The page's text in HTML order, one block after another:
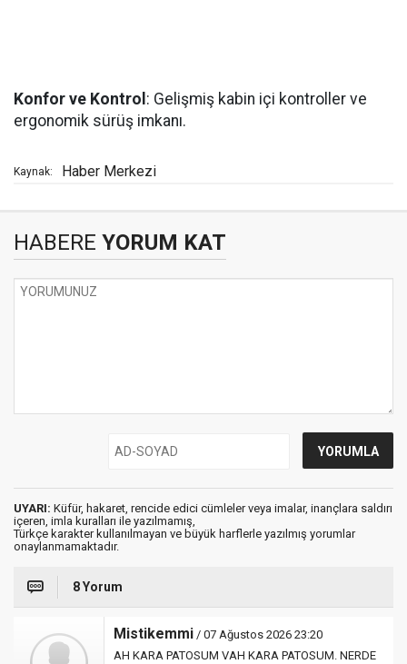
Konfor ve Kontrol : Gelişmiş kabin içi kontroller ve
ergonomik sürüş imkanı.
Kaynak: Haber Merkezi
HABERE YORUM KAT
UYARI: Küfür, hakaret, rencide edici cümleler veya imalar, inançlara saldırı
içeren, imla kuralları ile yazılmamış,
Türkçe karakter kullanılmayan ve büyük harflerle yazılmış yorumlar
onaylanmamaktadır.
8 Yorum
Mistikemmi / 07 Ağustos 2026 23:20
AH KARA PATOSUM VAH KARA PATOSUM. NERDE